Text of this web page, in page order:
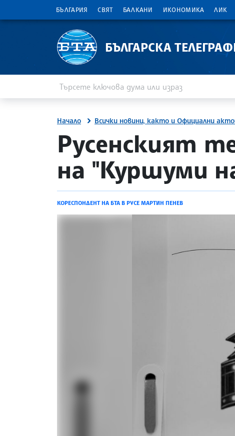
БЪЛГАРИЯ СВЯТ БАЛКАНИ ИКОНОМИКА ЛИК
БЪЛГАРСКА
Начало Всички новини, както и Официални
site.bta
Русенският
на "Куршуми
КОРЕСПОНДЕНТ НА БТА В РУСЕ МАРТИН ПЕНЕВ